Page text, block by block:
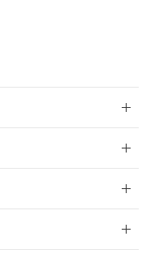
含有を証明す
を証明する
エステル類４
での期間は出
ことから備考
庫切替を完了
とがない限
しておりま